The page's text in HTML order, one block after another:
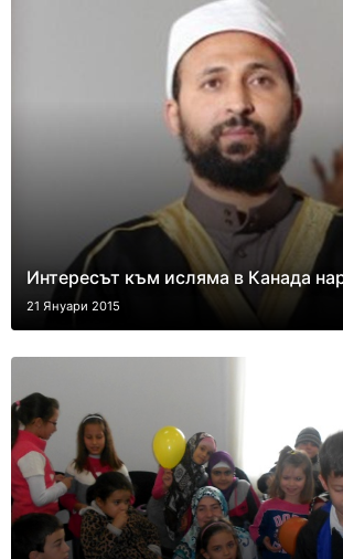
Интересът към исляма в Канада
21 Януари 2015